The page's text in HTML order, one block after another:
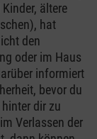
ältere
hat
den
oder im Haus
informiert
bevor du
dir zu
Verlassen der